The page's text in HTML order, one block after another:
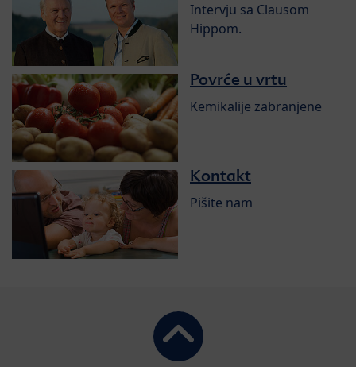
Intervju sa Clausom
Hippom.
Povrće u vrtu
Kemikalije zabranjene
Kontakt
Pišite nam